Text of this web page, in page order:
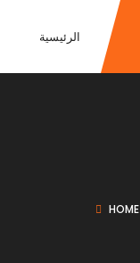
الرئيسية
HOME